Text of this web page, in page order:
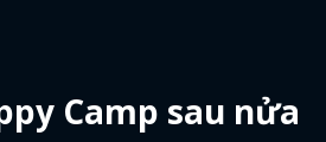
Camp sau nửa